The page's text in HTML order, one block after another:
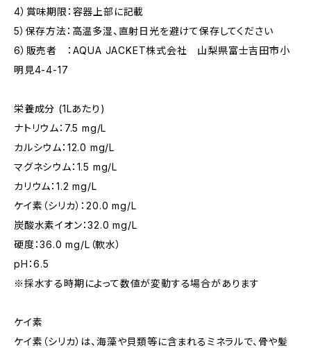
4）賞味期限：容器上部に記載
5）保存方法：高温多湿、直射日光を避けて保存してください
6）販売者 ：AQUA JACKET株式会社 山梨県富士吉田市小
明見4-4-17
栄養成分 (1Lあたり)
ナトリウム：7.5 mg/L
カルシウム：12.0 mg/L
マグネシウム：1.5 mg/L
カリウム：1.2 mg/L
ケイ素（シリカ）：20.0 mg/L
炭酸水素イオン：32.0 mg/L
硬度：36.0 mg/L（軟水）
pH：6.5
※採水する時期によって数値が変動する場合があります
ケイ素
ケイ素（シリカ）は、海藻や貝類等に含まれるミネラルで、骨や髪